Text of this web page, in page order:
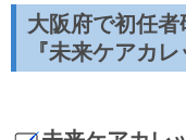
大阪府で初任者
『未来ケアカレ